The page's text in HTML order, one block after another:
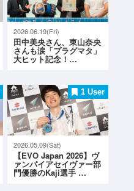
2026.06.19(Fri)
田中美央さん、東山奈央
さんも涙「プラグマタ」
大ヒット記念！…
1 User
2026.05.09(Sat)
【EVO Japan 2026】ヴ
ァンパイアセイヴァー部
門優勝のKaji選手 …